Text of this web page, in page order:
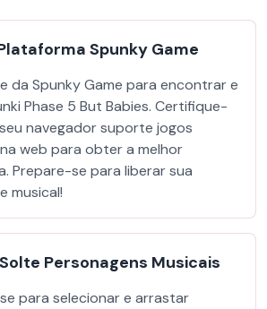
Spunky Game
da Spunky Game para encontrar e
Phase 5 But Babies. Certifique-
navegador suporte jogos
web para obter a melhor
Prepare-se para liberar sua
musical!
Personagens Musicais
para selecionar e arrastar